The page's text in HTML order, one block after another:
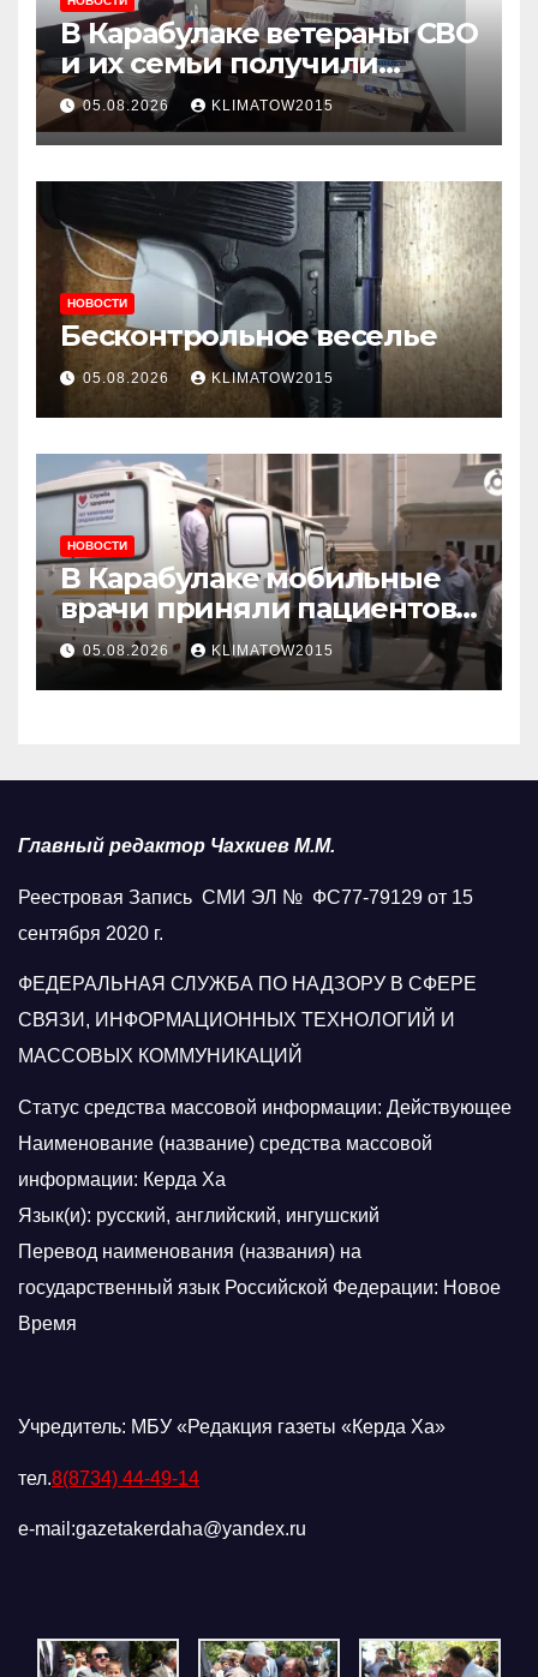
В Карабулаке ветераны СВО
и их семьи получили
консультации в ходе
приема граждан
05.08.2026 KLIMATOW2015
НОВОСТИ
Бесконтрольное веселье
05.08.2026 KLIMATOW2015
НОВОСТИ
В Карабулаке мобильные
врачи приняли пациентов
у стен мечети
05.08.2026 KLIMATOW2015
Главный редактор Чахкиев М.М.
Реестровая Запись СМИ ЭЛ № ФС77-79129 от 15
сентября 2020 г.
ФЕДЕРАЛЬНАЯ СЛУЖБА ПО НАДЗОРУ В СФЕРЕ
СВЯЗИ, ИНФОРМАЦИОННЫХ ТЕХНОЛОГИЙ И
МАССОВЫХ КОММУНИКАЦИЙ
Статус средства массовой информации: Действующее
Наименование (название) средства массовой
информации: Керда Ха
Язык(и): русский, английский, ингушский
Перевод наименования (названия) на
государственный язык Российской Федерации: Новое
Время
Учредитель: МБУ «Редакция газеты «Керда Ха»
тел.8(8734) 44-49-14
e-mail:gazetakerdaha@yandex.ru